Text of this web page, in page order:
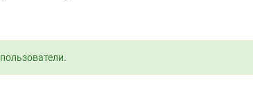
пользователи.